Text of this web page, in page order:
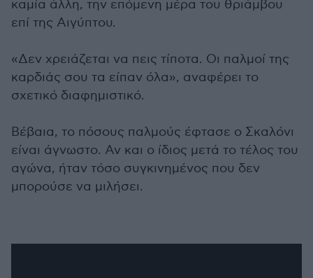
καμία άλλη, την επόμενη μέρα του θριάμβου
επί της Αιγύπτου.
«Δεν χρειάζεται να πεις τίποτα. Οι παλμοί της
καρδιάς σου τα είπαν όλα», αναφέρει το
σχετικό διαφημιστικό.
Βέβαια, το πόσους παλμούς έφτασε ο Σκαλόνι
είναι άγνωστο. Αν και ο ίδιος μετά το τέλος του
αγώνα, ήταν τόσο συγκινημένος που δεν
μπορούσε να μιλήσει.